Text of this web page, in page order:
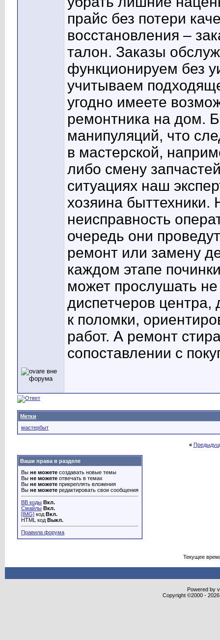
прайс без потери
восстановления –
талон. Заказы
функционируем без
учитываем
угодно имеете
ремонтника на дом.
манипуляций, что
в мастерской,
либо смену
ситуациях наш
хозяина
неисправность
очередь они
ремонт или замену
каждом этапе
может прослушать
диспетчеров
к поломки,
работ. А ремонт
сопоставлении с
Метки
мастербыт
«
Ваши права в разделе
Вы не можете создавать новые темы
Вы не можете отвечать в темах
Вы не можете прикреплять вложения
Вы не можете редактировать свои сообщения
BB коды Вкл.
Смайлы Вкл.
[IMG] код Вкл.
HTML код Выкл.
Правила форума
Текущее
Powered by
Copyright ©2000 -